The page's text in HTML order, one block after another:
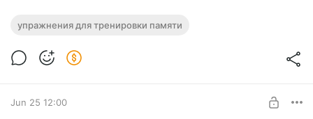
Как запоминать словарные слова: 4 креативных приёма
Словарные слова — это вызов для памяти! Но есть простые
упражнения для тренировки памяти
Jun 25 12:00